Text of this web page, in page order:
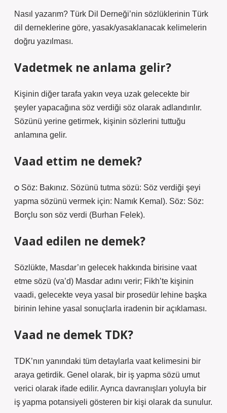
Nasıl yazarım? Türk Dil Derneği’nin sözlüklerinin Türk
dil derneklerine göre, yasak/yasaklanacak kelimelerin
doğru yazılması.
Vadetmek ne anlama gelir?
Kişinin diğer tarafa yakın veya uzak gelecekte bir
şeyler yapacağına söz verdiği söz olarak adlandırılır.
Sözünü yerine getirmek, kişinin sözlerini tuttuğu
anlamına gelir.
Vaad ettim ne demek?
ѻ Söz: Bakınız. Sözünü tutma sözü: Söz verdiği şeyi
yapma sözünü vermek için: Namık Kemal). Söz: Söz:
Borçlu son söz verdi (Burhan Felek).
Vaad edilen ne demek?
Sözlükte, Masdar’ın gelecek hakkında birisine vaat
etme sözü (va’d) Masdar adını verir; Fikh’te kişinin
vaadi, gelecekte veya yasal bir prosedür lehine başka
birinin lehine yasal sonuçlarla iradenin bir açıklaması.
Vaad ne demek TDK?
TDK’nın yanındaki tüm detaylarla vaat kelimesini bir
araya getirdik. Genel olarak, bir iş yapma sözü umut
verici olarak ifade edilir. Ayrıca davranışları yoluyla bir
iş yapma potansiyeli gösteren bir kişi olarak da sunulur.